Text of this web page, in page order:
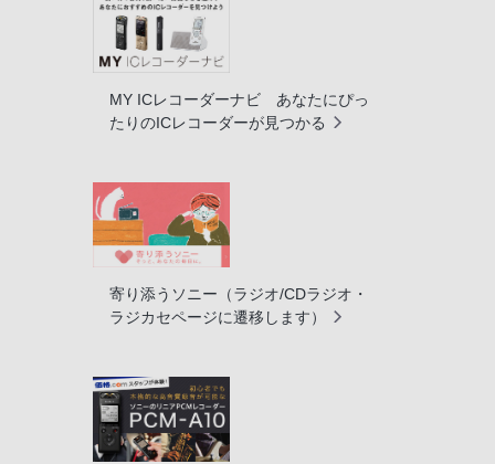
MY ICレコーダーナビ あなたにぴっ
たりのICレコーダーが見つかる
寄り添うソニー（ラジオ/CDラジオ・
ラジカセページに遷移します）